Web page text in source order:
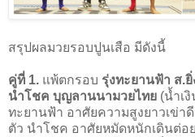
สรุปผลมวยรอบปูนเสือ มีดังนี้
คู่ที่ 1. แพ้ตกรอบ รุ่งทะยานฟ้า ส.
นำโชค บุญลานนามวยไทย (น้ำเ
ทะยานฟ้า อาศัยความสูงยาวเข่า
ตัว นำโชค อาศัยหมัดหนักเดินต่อ